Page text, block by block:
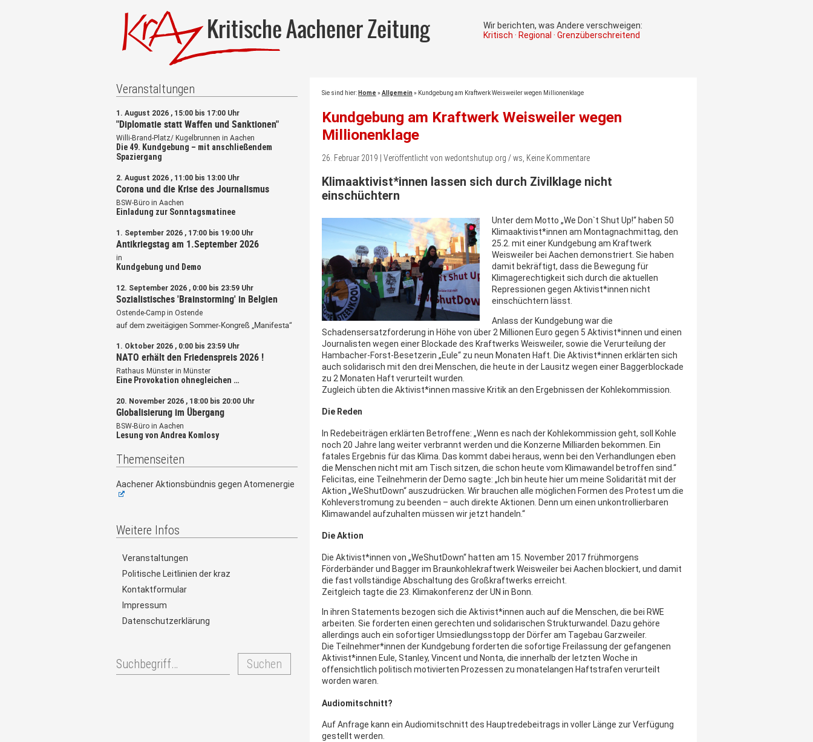
Kritische Aachener Zeitung
Wir berichten, was Andere verschweigen:
Kritisch · Regional · Grenzüberschreitend
Sie sind hier: Home » Allgemein » Kundgebung am Kraftwerk Weisweiler wegen Millionenklage
Kundgebung am Kraftwerk Weisweiler wegen
Millionenklage
26. Februar 2019 | Veröffentlicht von wedontshutup.org / ws, Keine Kommentare
Klimaaktivist*innen lassen sich durch Zivilklage nicht
einschüchtern
Unter dem Motto „We Don`t Shut Up!“ haben 50
Klimaaktivist*innen am Montagnachmittag, den
25.2. mit einer Kundgebung am Kraftwerk
Weisweiler bei Aachen demonstriert. Sie haben
damit bekräftigt, dass die Bewegung für
Klimagerechtigkeit sich durch die aktuellen
Repressionen gegen Aktivist*innen nicht
einschüchtern lässt.
Anlass der Kundgebung war die
Schadensersatzforderung in Höhe von über 2 Millionen Euro gegen 5 Aktivist*innen und einen
Journalisten wegen einer Blockade des Kraftwerks Weisweiler, sowie die Verurteilung der
Hambacher-Forst-Besetzerin „Eule“ zu neun Monaten Haft. Die Aktivist*innen erklärten sich
auch solidarisch mit den drei Menschen, die heute in der Lausitz wegen einer Baggerblockade
zu 2 Monaten Haft verurteilt wurden.
Zugleich übten die Aktivist*innen massive Kritik an den Ergebnissen der Kohlekommission.
Die Reden
In Redebeiträgen erklärten Betroffene: „Wenn es nach der Kohlekommission geht, soll Kohle
noch 20 Jahre lang weiter verbrannt werden und die Konzerne Milliarden bekommen. Ein
fatales Ergebnis für das Klima. Das kommt dabei heraus, wenn bei den Verhandlungen eben
die Menschen nicht mit am Tisch sitzen, die schon heute vom Klimawandel betroffen sind.“
Felicitas, eine Teilnehmerin der Demo sagte: „Ich bin heute hier um meine Solidarität mit der
Aktion „WeShutDown“ auszudrücken. Wir brauchen alle möglichen Formen des Protest um die
Kohleverstromung zu beenden – auch direkte Aktionen. Denn um einen unkontrollierbaren
Klimawandel aufzuhalten müssen wir jetzt handeln.“
Die Aktion
Die Aktivist*innen von „WeShutDown“ hatten am 15. November 2017 frühmorgens
Förderbänder und Bagger im Braunkohlekraftwerk Weisweiler bei Aachen blockiert, und damit
die fast vollständige Abschaltung des Großkraftwerks erreicht.
Zeitgleich tagte die 23. Klimakonferenz der UN in Bonn.
In ihren Statements bezogen sich die Aktivist*innen auch auf die Menschen, die bei RWE
arbeiten. Sie forderten einen gerechten und solidarischen Strukturwandel. Dazu gehöre
allerdings auch ein sofortiger Umsiedlungsstopp der Dörfer am Tagebau Garzweiler.
Die Teilnehmer*innen der Kundgebung forderten die sofortige Freilassung der gefangenen
Aktivist*innen Eule, Stanley, Vincent und Nonta, die innerhalb der letzten Woche in
offensichtlich politisch motivierten Prozessen zu monatelangen Haftstrafen verurteilt
worden waren.
Audiomitschnitt?
Auf Anfrage kann ein Audiomitschnitt des Hauptredebeitrags in voller Länge zur Verfügung
gestellt werden.
Veranstaltungen
1. August 2026 , 15:00 bis 17:00 Uhr
"Diplomatie statt Waffen und Sanktionen"
Willi-Brand-Platz/ Kugelbrunnen in Aachen
Die 49. Kundgebung – mit anschließendem
Spaziergang
2. August 2026 , 11:00 bis 13:00 Uhr
Corona und die Krise des Journalismus
BSW-Büro in Aachen
Einladung zur Sonntagsmatinee
1. September 2026 , 17:00 bis 19:00 Uhr
Antikriegstag am 1.September 2026
in
Kundgebung und Demo
12. September 2026 , 0:00 bis 23:59 Uhr
Sozialistisches 'Brainstorming' in Belgien
Ostende-Camp in Ostende
auf dem zweitägigen Sommer-Kongreß „Manifesta“
1. Oktober 2026 , 0:00 bis 23:59 Uhr
NATO erhält den Friedenspreis 2026 !
Rathaus Münster in Münster
Eine Provokation ohnegleichen …
20. November 2026 , 18:00 bis 20:00 Uhr
Globalisierung im Übergang
BSW-Büro in Aachen
Lesung von Andrea Komlosy
Themenseiten
Aachener Aktionsbündnis gegen Atomenergie
Weitere Infos
Veranstaltungen
Politische Leitlinien der kraz
Kontaktformular
Impressum
Datenschutzerklärung
Suchen